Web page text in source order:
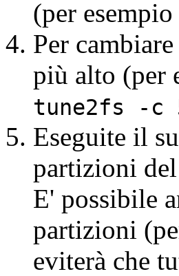
(per
Per
più alto (per
tune2fs -c
Eseguite il
partizioni
E' possibile
partizioni
eviterà che